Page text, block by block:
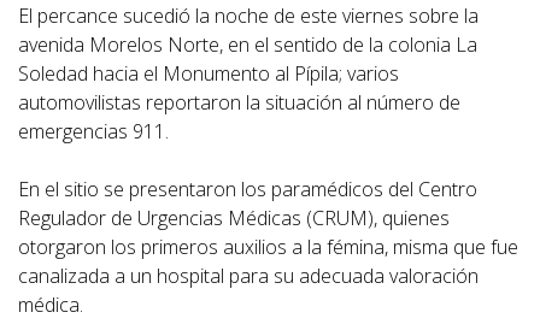
El percance sucedió la noche de este viernes sobre la
avenida Morelos Norte, en el sentido de la colonia La
Soledad hacia el Monumento al Pípila; varios
automovilistas reportaron la situación al número de
emergencias 911.
En el sitio se presentaron los paramédicos del Centro
Regulador de Urgencias Médicas (CRUM), quienes
otorgaron los primeros auxilios a la fémina, misma que fue
canalizada a un hospital para su adecuada valoración
médica.